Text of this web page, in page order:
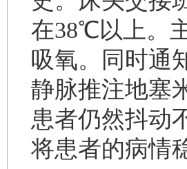
在38℃以上。
吸氧。同时通
静脉推注地塞
患者仍然抖动
将患者的病情